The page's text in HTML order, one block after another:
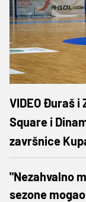
VIDEO Đuraš
Square i
završnice
"Nezahvalno
sezone